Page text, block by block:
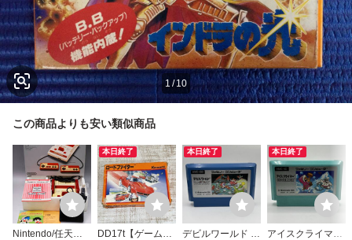
1 / 10
この商品よりも安い類似商品
Nintendo/任天堂
本日終了
DD17t【ゲーム】
本日終了
デビルワールド D
本日終了
アイスクライマー